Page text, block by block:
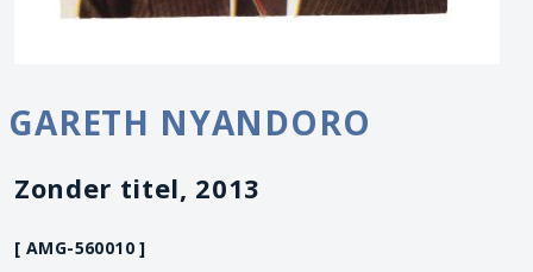
GARETH NYANDORO
Zonder titel, 2013
[ AMG-560010 ]